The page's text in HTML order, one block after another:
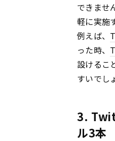
できませ
軽に実施
例えば、
った時、
設けるこ
すいでし
3.
ル3本